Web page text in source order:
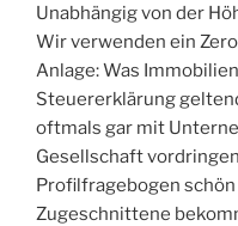
Unabhängig von der
Wir verwenden ein
Anlage: Was
Steuererklärung
oftmals gar mit
Gesellschaft
Profilfragebogen
Zugeschnittene